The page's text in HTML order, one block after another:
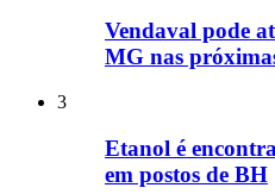
Vendaval pode
MG nas
3
Etanol é
em postos de BH